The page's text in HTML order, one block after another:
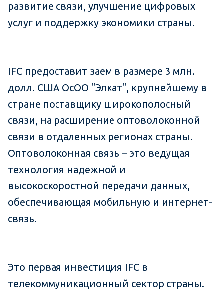
развитие связи, улучшение цифровых
услуг и поддержку экономики страны.
IFC предоставит заем в размере 3 млн.
долл. США ОсОО "Элкат", крупнейшему в
стране поставщику широкополосный
связи, на расширение оптоволоконной
связи в отдаленных регионах страны.
Оптоволоконная связь – это ведущая
технология надежной и
высокоскоростной передачи данных,
обеспечивающая мобильную и интернет-
связь.
Это первая инвестиция IFC в
телекоммуникационный сектор страны.